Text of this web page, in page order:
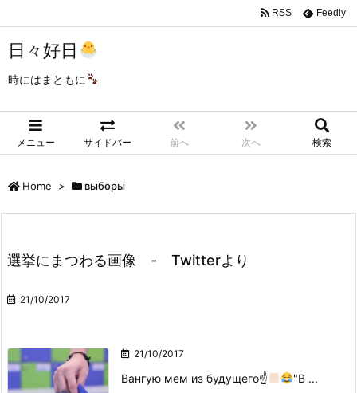
日々好日
時にはまともに
メニュー サイドバー 前へ 次へ 検索
RSS Feedly
Home > выборы
選挙にまつわる画像 - Twitterより
21/10/2017
21/10/2017
Вангую мем из будущего☝ "В ...